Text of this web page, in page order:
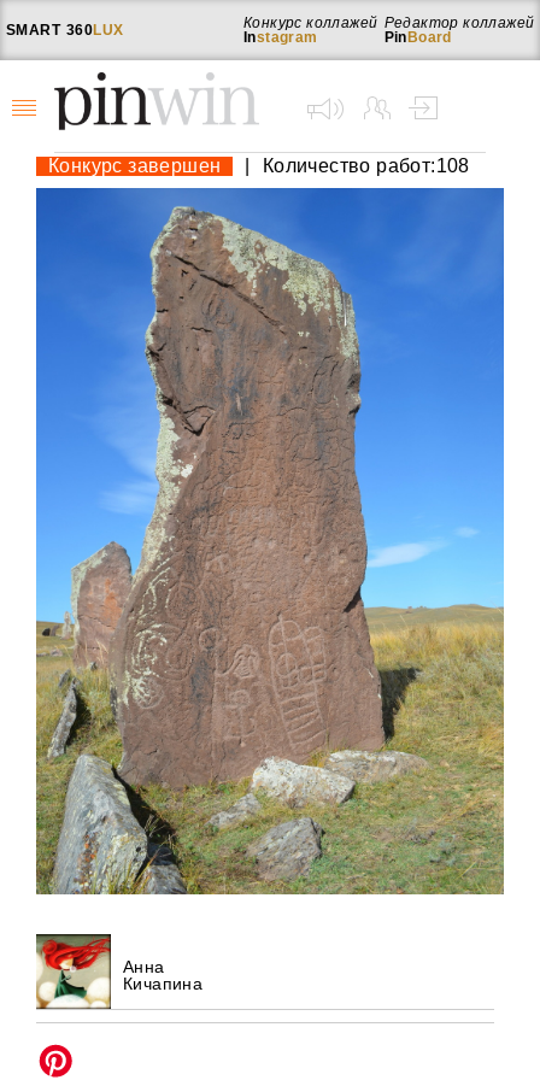
SMART 360LUX
Редактор коллажей
Pin Board
Конкурс коллажей
Instagram
Конкурс завершен Количество работ:108
Анна
Кичапина